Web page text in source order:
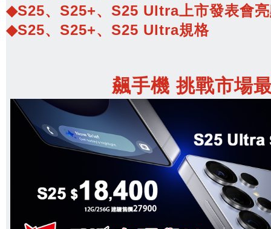
◆S25、S25+、S25 Ultra上市發表會
◆S25、S25+、S25 Ultra規格
飆手機 挑戰市場